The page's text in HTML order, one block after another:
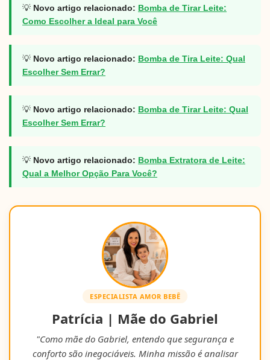
💡 Novo artigo relacionado: Bomba de Tirar Leite:
Como Escolher a Ideal para Você
💡 Novo artigo relacionado: Bomba de Tira Leite: Qual
Escolher Sem Errar?
💡 Novo artigo relacionado: Bomba de Tirar Leite: Qual
Escolher Sem Errar?
💡 Novo artigo relacionado: Bomba Extratora de Leite:
Qual a Melhor Opção Para Você?
ESPECIALISTA AMOR BEBÊ
Patrícia | Mãe do Gabriel
"Como mãe do Gabriel, entendo que segurança e
conforto são inegociáveis. Minha missão é analisar